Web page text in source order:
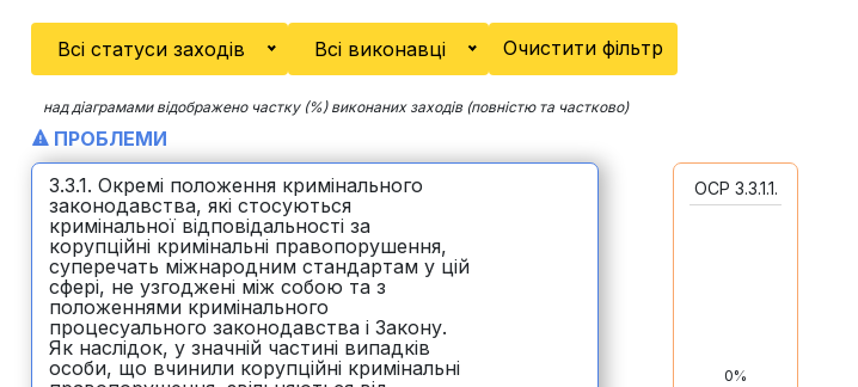
Всі статуси заходів Всі виконавці Очистити фільтр
над діаграмами відображено частку (%) виконаних заходів (повністю та частково)
ПРОБЛЕМИ
3.3.1. Окремі положення кримінального
законодавства, які стосуються
кримінальної відповідальності за
корупційні кримінальні правопорушення,
суперечать міжнародним стандартам у цій
сфері, не узгоджені між собою та з
положеннями кримінального
процесуального законодавства і Закону.
Як наслідок, у значній частині випадків
особи, що вчинили корупційні кримінальні
ОСР 3.3.1.1.
0%